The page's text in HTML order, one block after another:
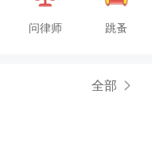
问律师 跳蚤
全部